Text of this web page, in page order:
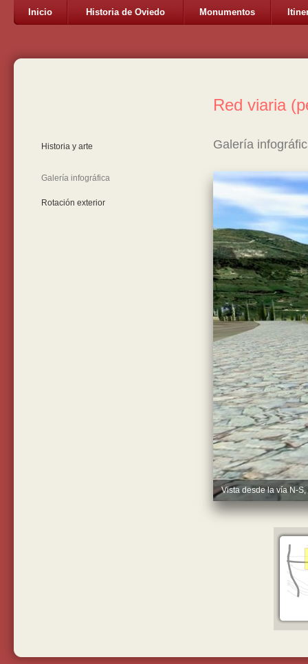
Inicio Historia de Oviedo Monumentos
Historia y arte
Galería infográfica
Rotación exterior
Red viaria
Galería
Vista desde la vía N-